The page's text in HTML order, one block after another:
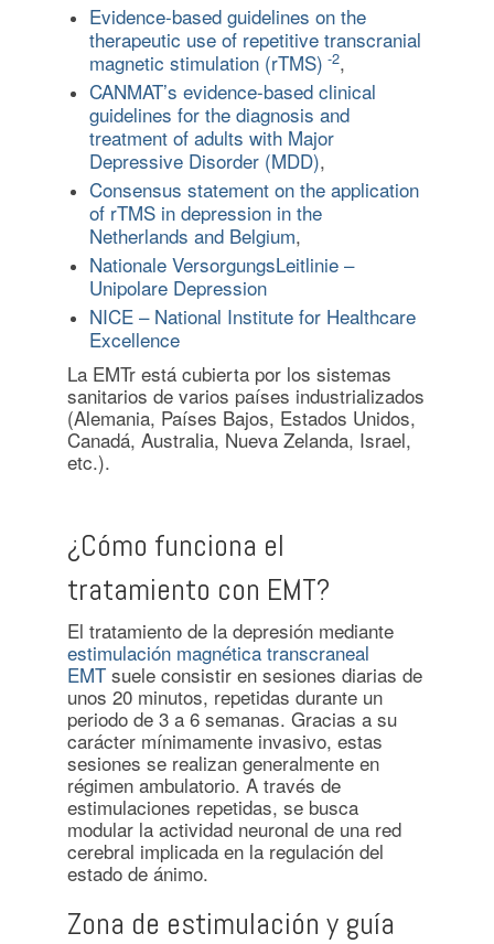
Evidence-based guidelines on the
therapeutic use of repetitive transcranial
magnetic stimulation (rTMS) -2,
CANMAT’s evidence-based clinical
guidelines for the diagnosis and
treatment of adults with Major
Depressive Disorder (MDD),
Consensus statement on the application
of rTMS in depression in the
Netherlands and Belgium,
Nationale VersorgungsLeitlinie –
Unipolare Depression
NICE – National Institute for Healthcare
Excellence
La EMTr está cubierta por los sistemas
sanitarios de varios países industrializados
(Alemania, Países Bajos, Estados Unidos,
Canadá, Australia, Nueva Zelanda, Israel,
etc.).
¿Cómo funciona el
tratamiento con EMT?
El tratamiento de la depresión mediante
estimulación magnética transcraneal
EMT suele consistir en sesiones diarias de
unos 20 minutos, repetidas durante un
periodo de 3 a 6 semanas. Gracias a su
carácter mínimamente invasivo, estas
sesiones se realizan generalmente en
régimen ambulatorio. A través de
estimulaciones repetidas, se busca
modular la actividad neuronal de una red
cerebral implicada en la regulación del
estado de ánimo.
Zona de estimulación y guía